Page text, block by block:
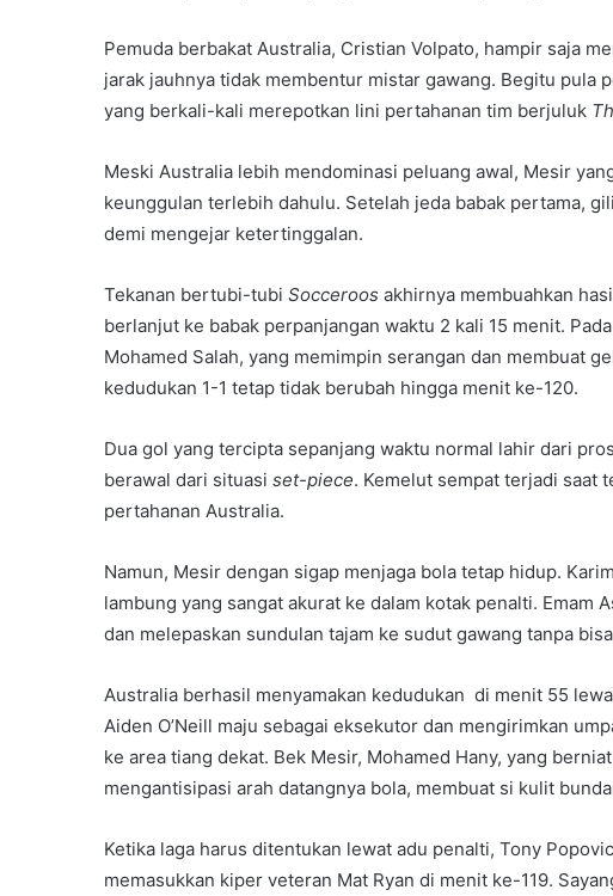
Pemuda berbakat Australia, Cristian Volpato, hampir saja
jarak jauhnya tidak membentur mistar gawang. Begitu pula
yang berkali-kali merepotkan lini pertahanan tim berjuluk
Meski Australia lebih mendominasi peluang awal, Mesir
keunggulan terlebih dahulu. Setelah jeda babak pertama,
demi mengejar ketertinggalan.
Tekanan bertubi-tubi Socceroos akhirnya membuahkan
berlanjut ke babak perpanjangan waktu 2 kali 15 menit.
Mohamed Salah, yang memimpin serangan dan membuat
kedudukan 1-1 tetap tidak berubah hingga menit ke-120.
Dua gol yang tercipta sepanjang waktu normal lahir dari
berawal dari situasi set-piece. Kemelut sempat terjadi saat
pertahanan Australia.
Namun, Mesir dengan sigap menjaga bola tetap hidup.
lambung yang sangat akurat ke dalam kotak penalti. Emam
dan melepaskan sundulan tajam ke sudut gawang tanpa
Australia berhasil menyamakan kedudukan di menit 55
Aiden O’Neill maju sebagai eksekutor dan mengirimkan
ke area tiang dekat. Bek Mesir, Mohamed Hany, yang
mengantisipasi arah datangnya bola, membuat si kulit
Ketika laga harus ditentukan lewat adu penalti, Tony
memasukkan kiper veteran Mat Ryan di menit ke-119.